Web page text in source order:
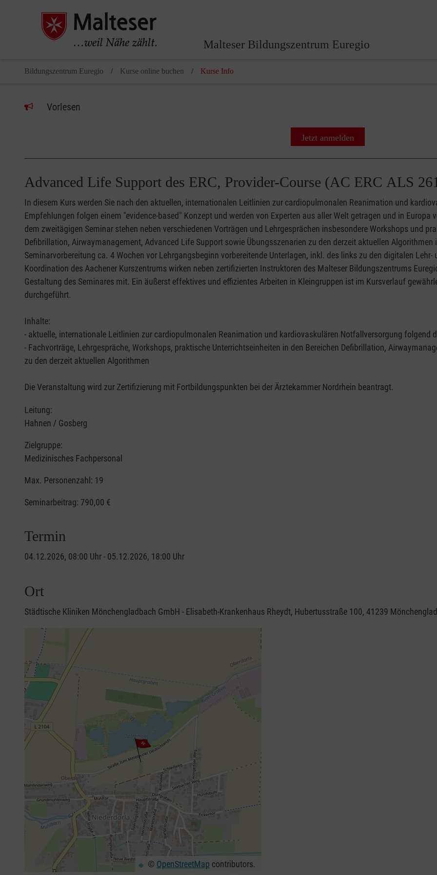
Malteser Bildungszentrum Euregio
Bildungszentrum Euregio Kurse online buchen Kurse Info
Vorlesen
Jetzt anmelden
Advanced Life Support des ERC, Provider-Course (AC ERC ALS
In diesem Kurs werden Sie nach den aktuellen, internationalen Leitlinien zur cardiopulmonalen Reanimation und
Empfehlungen folgen einem "evidence-based" Konzept und werden von Experten aus aller Welt getragen und in
dem zweitägigen Seminar stehen neben verschiedenen Vorträgen und Lehrgesprächen insbesondere Workshops und
Defibrillation, Airwaymanagement, Advanced Life Support sowie Übungsszenarien zu den derzeit aktuellen
Seminarvorbereitung ca. 4 Wochen vor Lehrgangsbeginn vorbereitende Unterlagen, inkl. des links zu den digitalen
Koordination des Aachener Kurszentrums wirken neben zertifizierten Instruktoren des Malteser Bildungszentrums
Gestaltung des Seminares mit. Ein äußerst effektives und effizientes Arbeiten in Kleingruppen ist im Kursverlauf
durchgeführt.
Inhalte:
- aktuelle, internationale Leitlinien zur cardiopulmonalen Reanimation und kardiovaskulären Notfallversorgung folgend
- Fachvorträge, Lehrgespräche, Workshops, praktische Unterrichtseinheiten in den Bereichen Defibrillation,
zu den derzeit aktuellen Algorithmen
Die Veranstaltung wird zur Zertifizierung mit Fortbildungspunkten bei der Ärztekammer Nordrhein beantragt.
Leitung:
Hahnen / Gosberg
Zielgruppe:
Medizinisches Fachpersonal
Max. Personenzahl: 19
Seminarbeitrag: 790,00 €
Termin
04.12.2026, 08:00 Uhr - 05.12.2026, 18:00 Uhr
Ort
Städtische Kliniken Mönchengladbach GmbH - Elisabeth-Krankenhaus Rheydt, Hubertusstraße 100, 41239
© OpenStreetMap contributors.